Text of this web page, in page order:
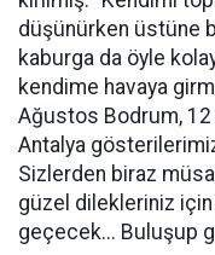
düşünürken üstüne
kaburga da öyle
kendime havaya
Ağustos Bodrum,
Antalya
Sizlerden biraz
güzel dilekleriniz
geçecek... Buluşup